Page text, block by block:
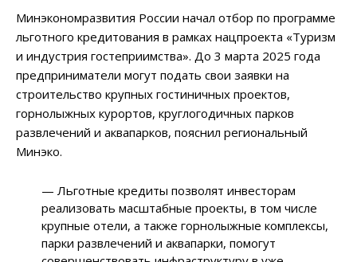
Минэкономразвития России начал отбор по программе
льготного кредитования в рамках нацпроекта «Туризм
и индустрия гостеприимства». До 3 марта 2025 года
предприниматели могут подать свои заявки на
строительство крупных гостиничных проектов,
горнолыжных курортов, круглогодичных парков
развлечений и аквапарков, пояснил региональный
Минэко.
— Льготные кредиты позволят инвесторам
реализовать масштабные проекты, в том числе
крупные отели, а также горнолыжные комплексы,
парки развлечений и аквапарки, помогут